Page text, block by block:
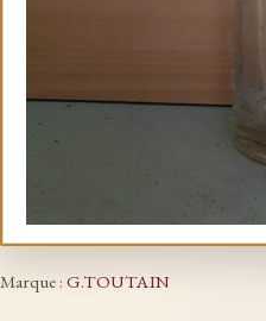
Marque : G.TOUTAIN